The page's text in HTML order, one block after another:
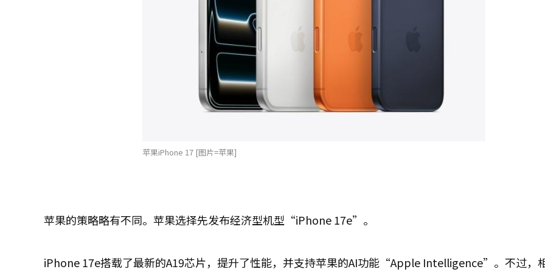
苹果iPhone 17 [图片=苹果]
苹果的策略略有不同。苹果选择先发布经济型机型“iPhone 17e”。
iPhone 17e搭载了最新的A19芯片，提升了性能，并支持苹果的AI功能“Apple Intelligence”。不过，